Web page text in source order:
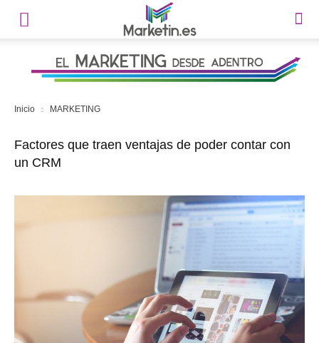
Inicio MARKETING
Factores que traen ventajas de poder contar con
un CRM